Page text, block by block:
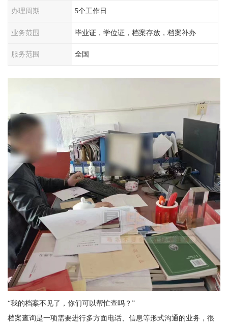
办理周期 5个工作日
业务范围 毕业证，学位证，档案存放，档案补办
服务范围 全国
“我的档案不见了，你们可以帮忙查吗？”
档案查询是一项需要进行多方面电话、信息等形式沟通的业务，很